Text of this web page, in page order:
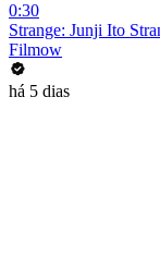
0:30
Strange: Junji Ito
Filmow
há 5 dias